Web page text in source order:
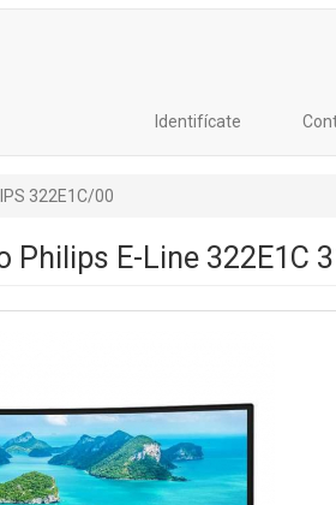
Identifícate
322E1C/00
Philips E-Line 322E1C